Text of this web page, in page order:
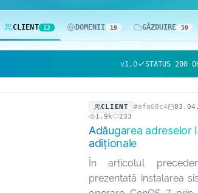
CLIENT 12 DOMENII 19 GĂZDUIRE 59
v1.0 STATUS 200
CLIENT #afa08c4
1.9k
233
Adăugarea adreselor
adiționale
În articolul
prezentată instalarea